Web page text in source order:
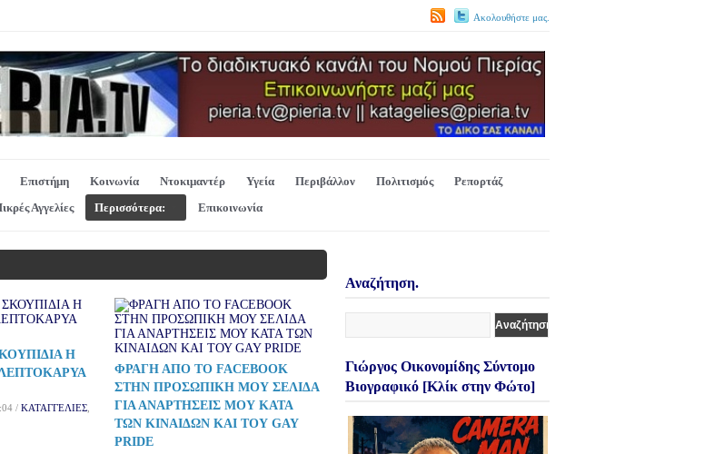
Ακολουθήστε μας.
Επιστήμη Κοινωνία Ντοκιμαντέρ Υγεία Περιβάλλον Πολιτισμός
Ρεπορτάζ
Αγγελίες Περισσότερα: Επικοινωνία
Η
/ ΚΑΤΑΓΓΕΛΙΕΣ
ΦΡΑΓΗ ΑΠΟ ΤΟ FACEBOOK
ΣΤΗΝ ΠΡΟΣΩΠΙΚΗ ΜΟΥ ΣΕΛΙΔΑ
ΓΙΑ ΑΝΑΡΤΗΣΕΙΣ ΜΟΥ ΚΑΤΑ
ΤΩΝ ΚΙΝΑΙΔΩΝ ΚΑΙ ΤΟΥ GAY
PRIDE
Αναζήτηση.
Γιώργος Οικονομίδης Σύντομο
Βιογραφικό [Κλίκ στην Φώτο]